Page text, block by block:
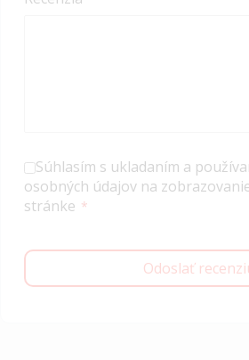
Súhlasím s ukladaním a
osobných údajov na
stránke
Odoslať